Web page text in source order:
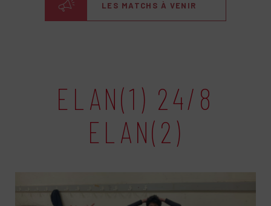
LES MATCHS À VENIR
ELAN(1) 24/8
ELAN(2)